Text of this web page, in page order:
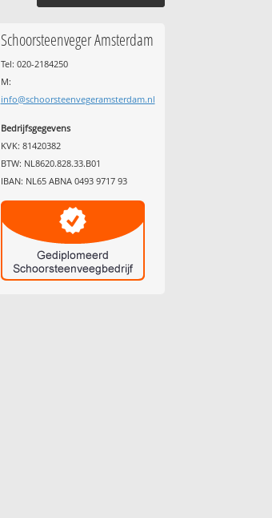
Schoorsteenveger Amsterdam
Tel: 020-2184250
M:
info@schoorsteenvegeramsterdam.nl
Bedrijfsgegevens
KVK: 81420382
BTW: NL8620.828.33.B01
IBAN: NL65 ABNA 0493 9717 93